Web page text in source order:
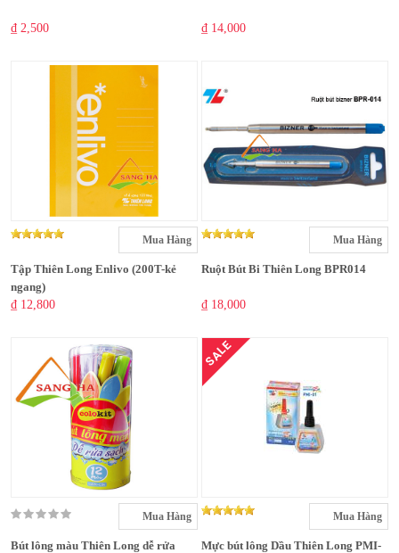
₫ 2,500 ₫ 14,000
Mua Hàng
Tập Thiên Long Enlivo (200T-kẻ
ngang)
₫ 12,800
Mua Hàng
Ruột Bút Bi Thiên Long BPR014
₫ 18,000
Mua Hàng
Bút lông màu Thiên Long dễ rửa
SALE
Mua Hàng
Mực bút lông Dầu Thiên Long PMI-